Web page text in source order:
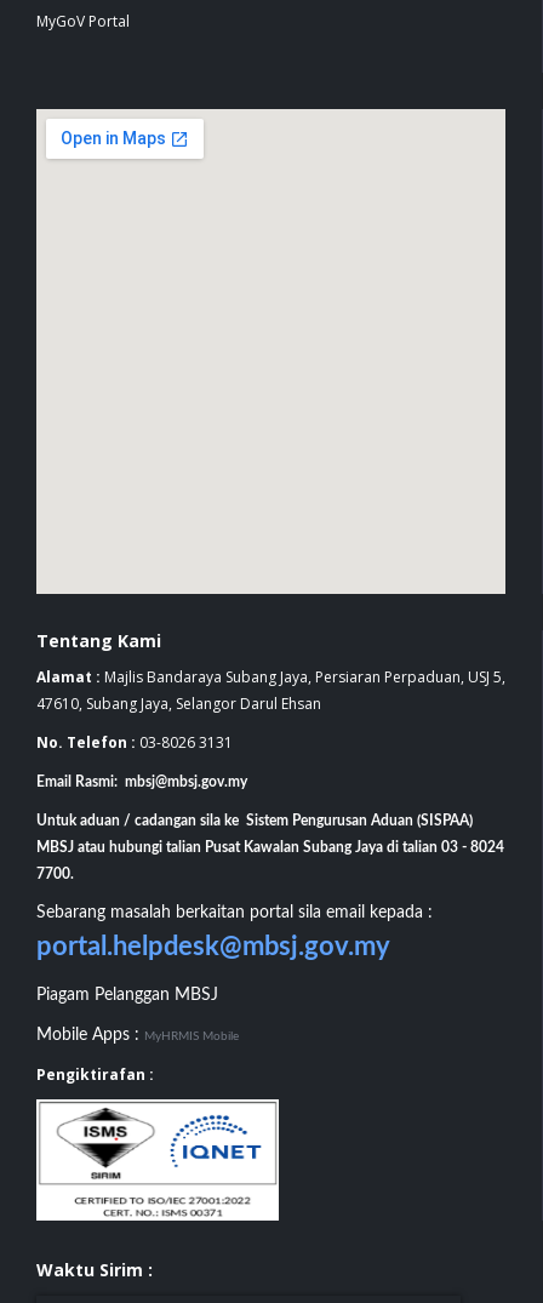
MyGoV Portal
Tentang Kami
Alamat : Majlis Bandaraya Subang Jaya, Persiaran Perpaduan, USJ 5,
47610, Subang Jaya, Selangor Darul Ehsan
No. Telefon : 03-8026 3131
Email Rasmi: mbsj@mbsj.gov.my
Untuk aduan / cadangan sila ke Sistem Pengurusan Aduan (SISPAA)
MBSJ atau hubungi talian Pusat Kawalan Subang Jaya di talian 03 - 8024
7700.
Sebarang masalah berkaitan portal sila email kepada :
portal.helpdesk@mbsj.gov.my
Piagam Pelanggan MBSJ
Mobile Apps : MyHRMIS Mobile
Pengiktirafan :
Waktu Sirim :